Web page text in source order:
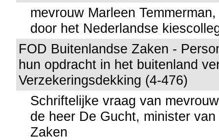
mevrouw Marleen
door het Nederlandse
FOD Buitenlandse Zaken -
hun opdracht in het buitenland
Verzekeringsdekking (4-476)
Schriftelijke vraag van
de heer De Gucht, minister
Zaken